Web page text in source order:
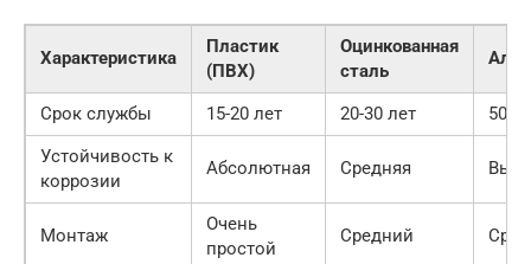
Характеристика
Пластик
(ПВХ)
Оцинкованная
сталь
Срок службы 15-20 лет 20-30 лет
50+
Устойчивость к
коррозии
Абсолютная Средняя
Монтаж
Очень
простой
Средний